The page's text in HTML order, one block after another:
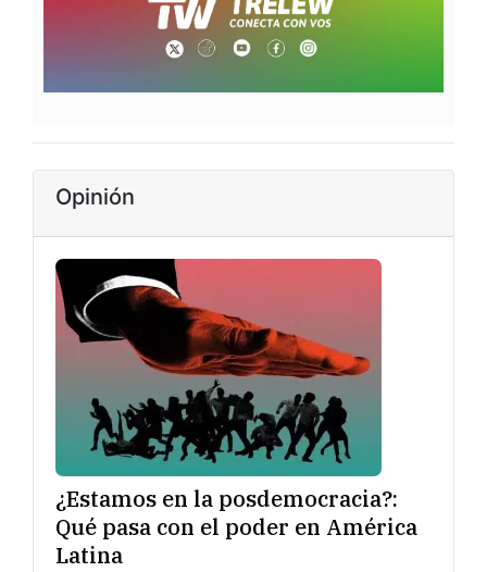
Opinión
¿Estamos en la posdemocracia?:
Qué pasa con el poder en América
Latina